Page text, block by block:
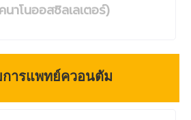
าโนออสซิลเลเตอร์)
การแพทย์ควอนตัม